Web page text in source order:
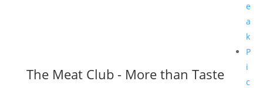
e
a
k
P
i
c
The Meat Club - More than Taste